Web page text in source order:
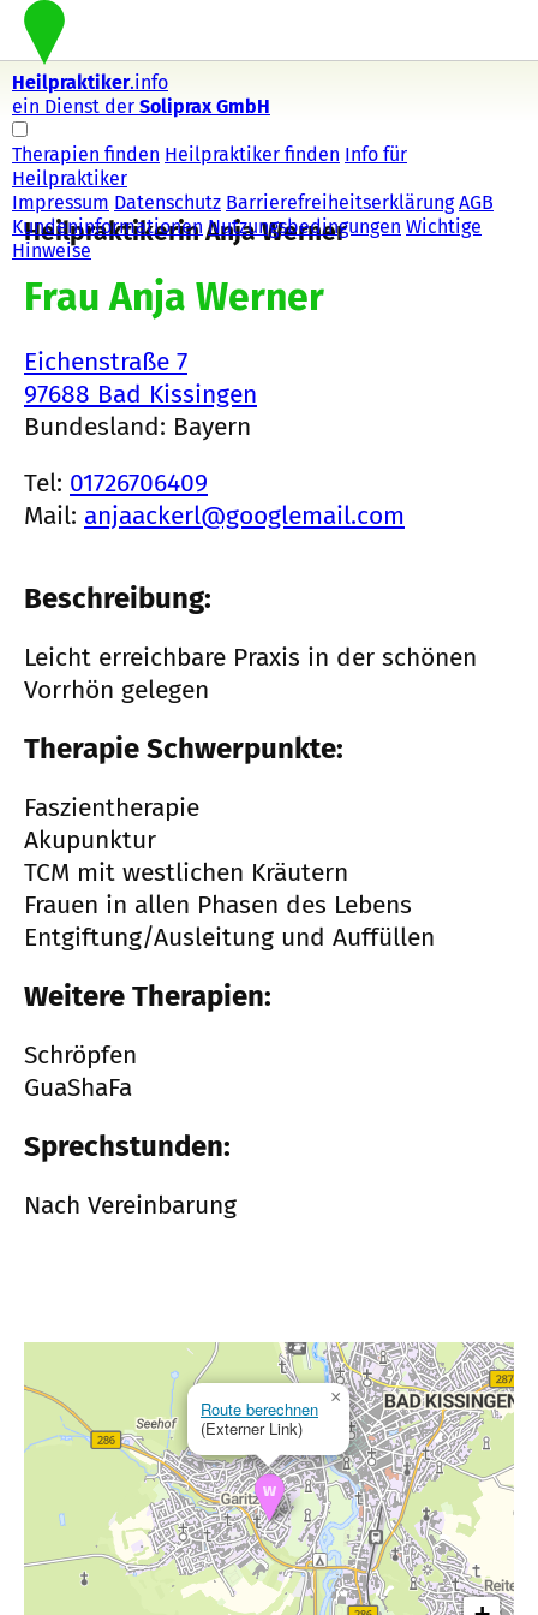
Heilpraktiker.info
ein Dienst der Soliprax GmbH
Therapien finden Heilpraktiker finden Info für
Heilpraktiker
Impressum Datenschutz Barrierefreiheitserklärung AGB
Kundeninformationen Nutzungsbedingungen Wichtige
Hinweise
Heilpraktikerin Anja Werner
Frau Anja Werner
Eichenstraße 7
97688 Bad Kissingen
Bundesland: Bayern
Tel: 01726706409
Mail: anjaackerl@googlemail.com
Beschreibung:
Leicht erreichbare Praxis in der schönen
Vorrhön gelegen
Therapie Schwerpunkte:
Faszientherapie
Akupunktur
TCM mit westlichen Kräutern
Frauen in allen Phasen des Lebens
Entgiftung/Ausleitung und Auffüllen
Weitere Therapien:
Schröpfen
GuaShaFa
Sprechstunden:
Nach Vereinbarung
Route berechnen
(Externer Link)
×